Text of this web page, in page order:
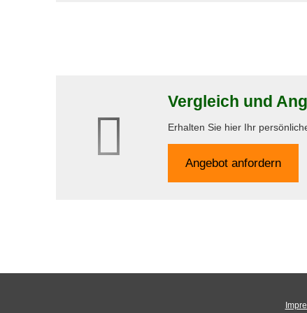
Vergleich und
Erhalten Sie hier Ihr
An­ge­bot an­for­dern